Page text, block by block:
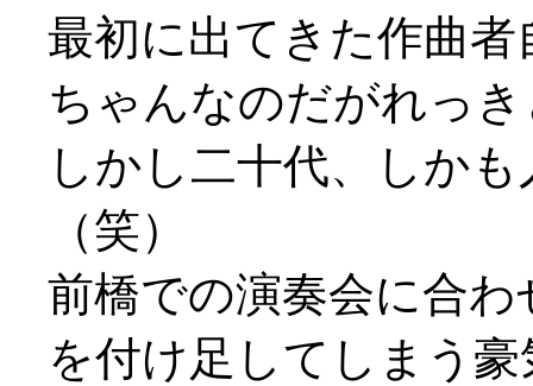
最初に出てきた作曲
ちゃんなのだがれっ
しかし二十代、しか
（笑）
前橋での演奏会に合
を付け足してしまう